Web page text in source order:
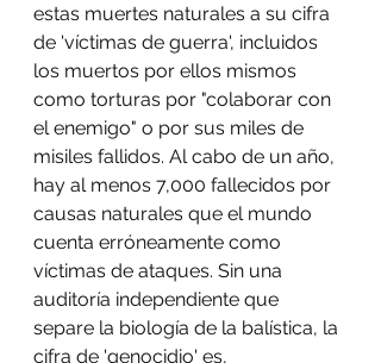
estas muertes naturales a su cifra
de 'víctimas de guerra', incluidos
los muertos por ellos mismos
como torturas por "colaborar con
el enemigo" o por sus miles de
misiles fallidos. Al cabo de un año,
hay al menos 7,000 fallecidos por
causas naturales que el mundo
cuenta erróneamente como
víctimas de ataques. Sin una
auditoría independiente que
separe la biología de la balística, la
cifra de 'genocidio' es,